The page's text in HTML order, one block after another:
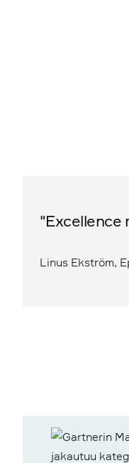
"Excellence
Linus Ekström,